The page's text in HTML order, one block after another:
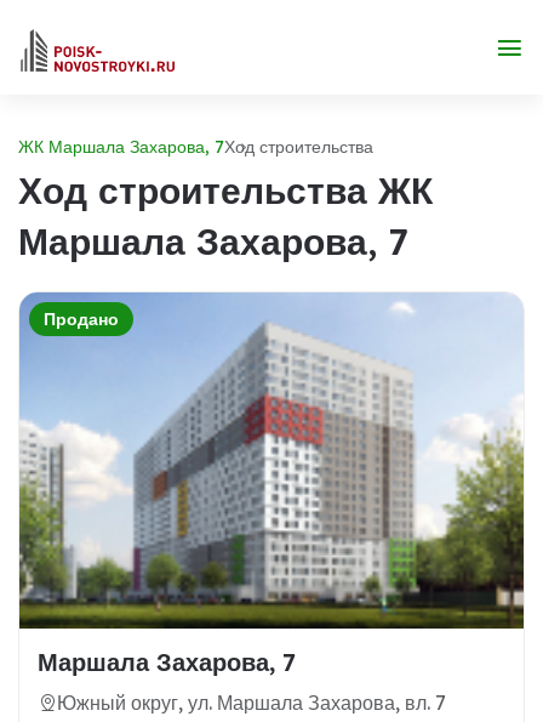
ЖК Маршала Захарова, 7Ход строительства
Ход строительства ЖК
Маршала Захарова, 7
Продано
Маршала Захарова, 7
Южный округ, ул. Маршала Захарова, вл. 7